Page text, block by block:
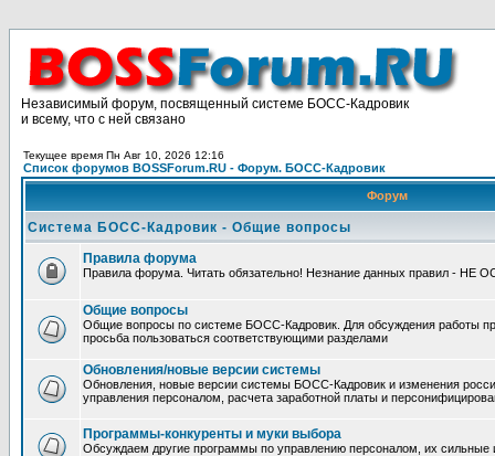
Независимый форум, посвященный системе БОСС-Кадровик
и всему, что с ней связано
Текущее время Пн Авг 10, 2026 12:16
Список форумов BOSSForum.RU - Форум. БОСС-Кадровик
Форум
Система БОСС-Кадровик - Общие вопросы
Правила форума
Правила форума. Читать обязательно! Незнание данных правил - НЕ
Общие вопросы
Общие вопросы по системе БОСС-Кадровик. Для обсуждения работы
просьба пользоваться соответствующими разделами
Обновления/новые версии системы
Обновления, новые версии системы БОСС-Кадровик и изменения
управления персоналом, расчета заработной платы и
Программы-конкуренты и муки выбора
Обсуждаем другие программы по управлению персоналом, их сильные